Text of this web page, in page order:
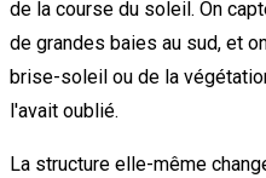
de la course du soleil. On
de grandes baies au sud, et
brise-soleil ou de la
l'avait oublié.
La structure elle-même